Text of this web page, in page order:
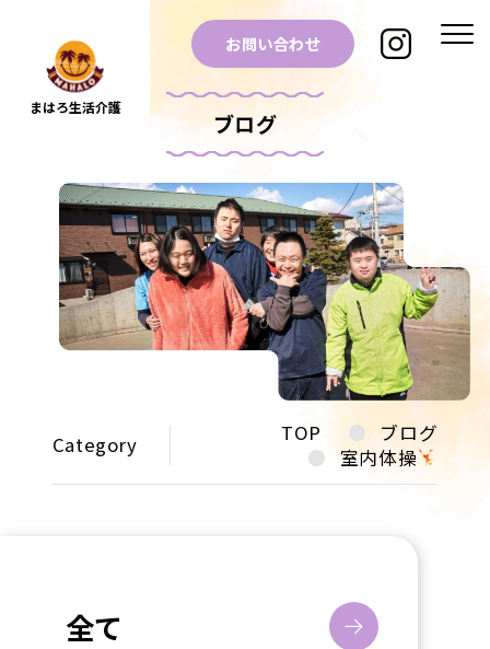
まはろ生活介護
お問い合わせ
ブログ
Category TOP
ブログ
室内体操
全て